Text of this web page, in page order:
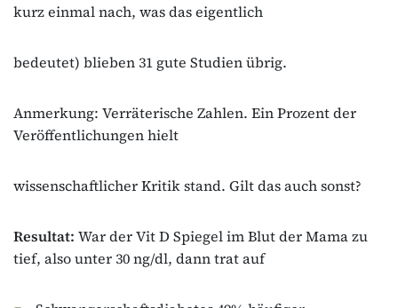
kurz einmal nach, was das eigentlich
bedeutet) blieben 31 gute Studien übrig.
Anmerkung: Verräterische Zahlen. Ein Prozent der
Veröffentlichungen hielt
wissenschaftlicher Kritik stand. Gilt das auch sonst?
Resultat: War der Vit D Spiegel im Blut der Mama zu
tief, also unter 30 ng/dl, dann trat auf